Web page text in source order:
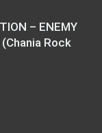
– ENEMY
Rock